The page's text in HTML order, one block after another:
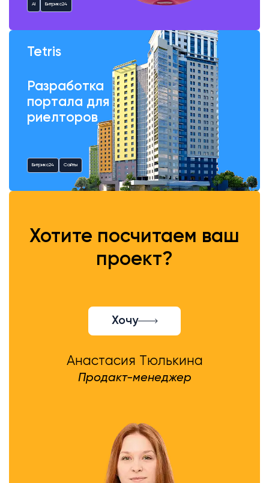
AI Битрикс24
Tetris
Разработка
портала для
риелторов
Битрикс24 Сайты
Хотите посчитаем ваш
проект?
Хочу
Анастасия Тюлькина
Продакт-менеджер